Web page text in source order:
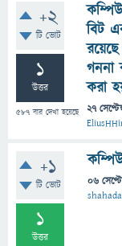
+2
টি ভোট
1
উত্তর
587 বার দেখা হয়েছে
বিট
গননা
করা
27
+1
টি ভোট
1
উত্তর
06